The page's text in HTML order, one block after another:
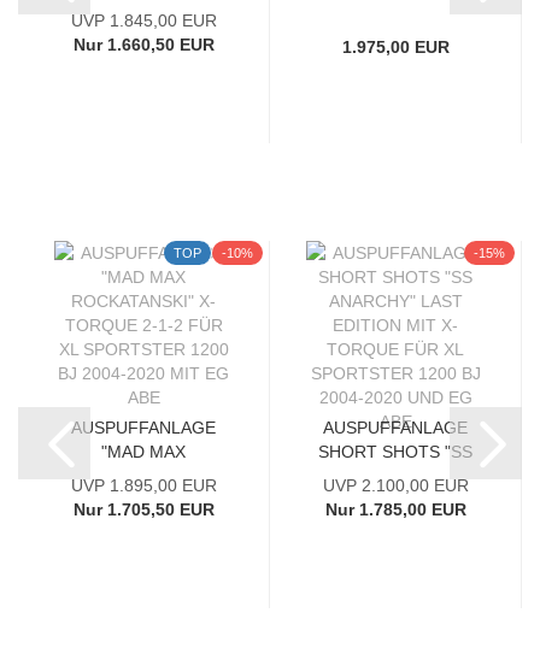
TORQUE FÜR EVO...
UVP 1.845,00 EUR
Nur 1.660,50 EUR
1.975,00 EUR
TOP -10%
AUSPUFFANLAGE
"MAD MAX
ROCKATANSKI" X-
TORQUE...
UVP 1.895,00 EUR
Nur 1.705,50 EUR
-15%
AUSPUFFANLAGE
SHORT SHOTS "SS
ANARCHY" LAST...
UVP 2.100,00 EUR
Nur 1.785,00 EUR